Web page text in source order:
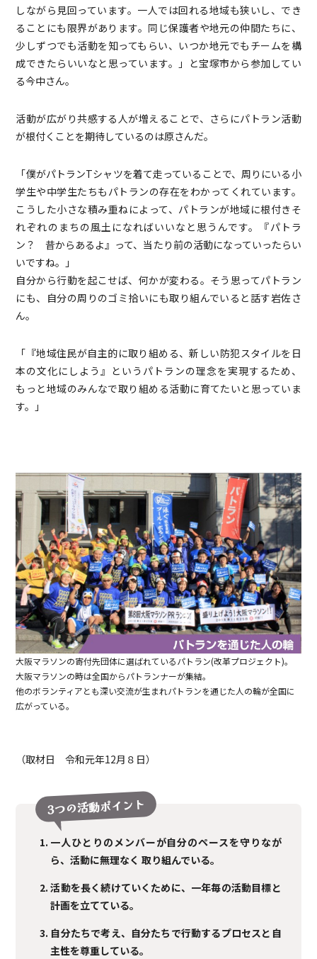
しながら見回っています。一人では回れる地域も狭いし、でき
ることにも限界があります。同じ保護者や地元の仲間たちに、
少しずつでも活動を知ってもらい、いつか地元でもチームを構
成できたらいいなと思っています。」と宝塚市から参加してい
る今中さん。
活動が広がり共感する人が増えることで、さらにパトラン活動
が根付くことを期待しているのは原さんだ。
「僕がパトランTシャツを着て走っていることで、周りにいる小
学生や中学生たちもパトランの存在をわかってくれています。
こうした小さな積み重ねによって、パトランが地域に根付きそ
れぞれのまちの風土になればいいなと思うんです。『パトラ
ン？ 昔からあるよ』って、当たり前の活動になっていったらい
いですね。」
自分から行動を起こせば、何かが変わる。そう思ってパトラン
にも、自分の周りのゴミ拾いにも取り組んでいると話す岩佐さ
ん。
「『地域住民が自主的に取り組める、新しい防犯スタイルを日
本の文化にしよう』というパトランの理念を実現するため、
もっと地域のみんなで取り組める活動に育てたいと思っていま
す。」
大阪マラソンの寄付先団体に選ばれているパトラン(改革プロジェクト)。
大阪マラソンの時は全国からパトランナーが集結。
他のボランティアとも深い交流が生まれパトランを通じた人の輪が全国に
広がっている。
（取材日 令和元年12月８日）
3つの活動ポイント
一人ひとりのメンバーが自分のペースを守りなが
ら、活動に無理なく 取り組んでいる。
活動を長く続けていくために、一年毎の活動目標と
計画を立てている。
自分たちで考え、自分たちで行動するプロセスと自
主性を尊重している。